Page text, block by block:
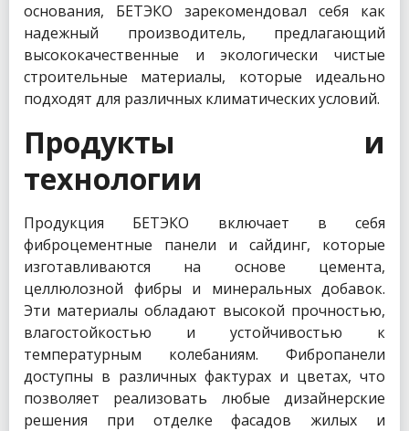
основания, БЕТЭКО зарекомендовал себя как
надежный производитель, предлагающий
высококачественные и экологически чистые
строительные материалы, которые идеально
подходят для различных климатических условий.
Продукты и
технологии
Продукция БЕТЭКО включает в себя
фиброцементные панели и сайдинг, которые
изготавливаются на основе цемента,
целлюлозной фибры и минеральных добавок.
Эти материалы обладают высокой прочностью,
влагостойкостью и устойчивостью к
температурным колебаниям. Фибропанели
доступны в различных фактурах и цветах, что
позволяет реализовать любые дизайнерские
решения при отделке фасадов жилых и